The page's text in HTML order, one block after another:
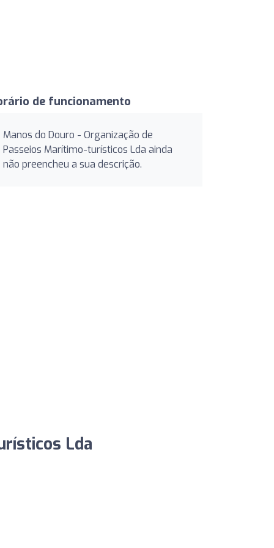
de funcionamento
Manos do Douro - Organização de
Passeios Marítimo-turísticos Lda ainda
não preencheu a sua descrição.
Lda